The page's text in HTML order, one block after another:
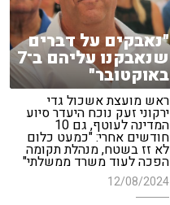
"נאבקים על דברים
שנאבקנו עליהם ב־7
באוקטובר"
ראש מועצת אשכול גדי
ירקוני זעק נוכח היעדר סיוע
המדינה לעוטף, גם 10
חודשים אחרי: "כמעט כלום
לא זז בשטח, מנהלת תקומה
הפכה לעוד משרד ממשלתי"
12/08/2024